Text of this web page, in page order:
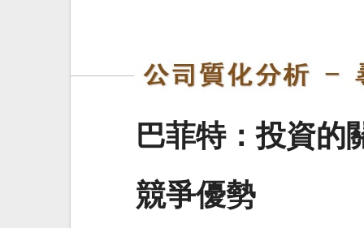
巴菲特：投資的
競爭優勢